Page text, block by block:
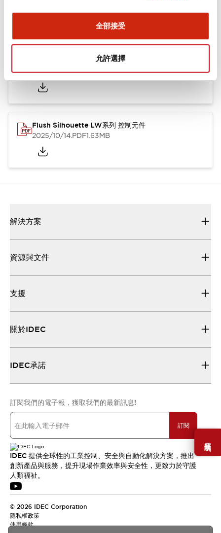
全部接受
允許選擇
需要幫助嗎？
認證與標準
Flush Silhouette LW系列 控制元件 (英文版)
2025/09/19.PDF1.23MB
Flush Silhouette LW系列 控制元件
2025/10/14.PDF1.63MB
解決方案
資源與文件
支援
關於IDEC
IDEC承諾
訂閱我們的電子報，獲取我們的最新訊息!
訂閱
IDEC 提供全球性的工業控制、安全與自動化解決方案，推出
創新產品與服務，提升現場作業效率與安全性，更致力於守護
人類福祉。
© 2026 IDEC Corporation
隱私權政策
使用條款